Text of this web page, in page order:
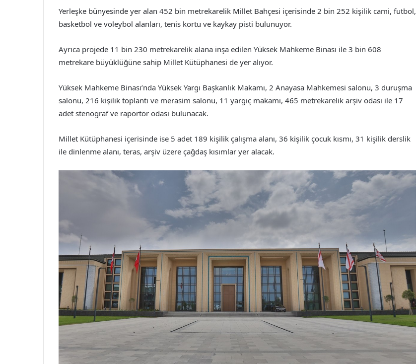
Yerleşke bünyesinde yer alan 452 bin metrekarelik Millet Bahçesi içerisinde 2 bin 252 kişilik cami, futbol,
basketbol ve voleybol alanları, tenis kortu ve kaykay pisti bulunuyor.
Ayrıca projede 11 bin 230 metrekarelik alana inşa edilen Yüksek Mahkeme Binası ile 3 bin 608
metrekare büyüklüğüne sahip Millet Kütüphanesi de yer alıyor.
Yüksek Mahkeme Binası’nda Yüksek Yargı Başkanlık Makamı, 2 Anayasa Mahkemesi salonu, 3 duruşma
salonu, 216 kişilik toplantı ve merasim salonu, 11 yargıç makamı, 465 metrekarelik arşiv odası ile 17
adet stenograf ve raportör odası bulunacak.
Millet Kütüphanesi içerisinde ise 5 adet 189 kişilik çalışma alanı, 36 kişilik çocuk kısmı, 31 kişilik derslik
ile dinlenme alanı, teras, arşiv üzere çağdaş kısımlar yer alacak.